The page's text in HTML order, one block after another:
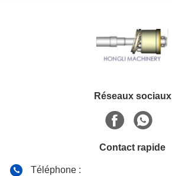
Réseaux sociaux
Contact rapide
Téléphone :